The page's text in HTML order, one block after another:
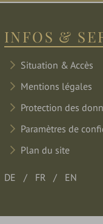
INFOS &
Situation & Accès
Mentions légales
Protection des
Paramètres de
Plan du site
DE FR EN